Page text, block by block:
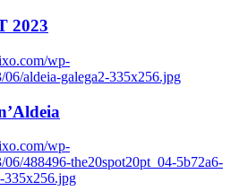
2023
wp-
06/aldeia-galega2-335x256.jpg
wp-
06/488496-the20spot20pt_04-5b72a6-
335x256.jpg